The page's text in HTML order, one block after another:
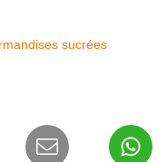
sucrées